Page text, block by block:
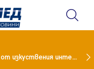
Лияна пропищя от изкуствения интелект